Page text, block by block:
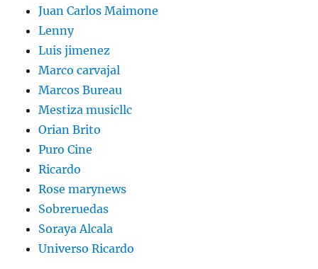
Juan Carlos Maimone
Lenny
Luis jimenez
Marco carvajal
Marcos Bureau
Mestiza musicllc
Orian Brito
Puro Cine
Ricardo
Rose marynews
Sobreruedas
Soraya Alcala
Universo Ricardo